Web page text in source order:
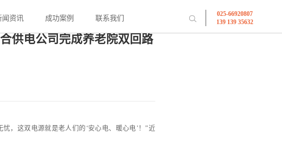
025-66920807
139 139 35632
闻资讯 成功案例 联系我们
供电公司完成养老院双回路
，这双电源就是老人们的‘安心电、暖心电’！”近